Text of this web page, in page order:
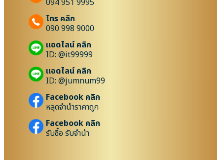
094 951 9995
โทร คลิก
090 998 9000
แอดไลน์ คลิก
ID: @it99999
แอดไลน์ คลิก
ID: @jumnum99
Facebook คลิก
หลุดจำนำราคาถูก
Facebook คลิก
รับซื้อ รับจำนำ